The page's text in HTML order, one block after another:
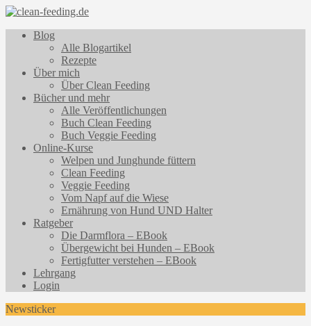
Blog
Alle Blogartikel
Rezepte
Über mich
Über Clean Feeding
Bücher und mehr
Alle Veröffentlichungen
Buch Clean Feeding
Buch Veggie Feeding
Online-Kurse
Welpen und Junghunde füttern
Clean Feeding
Veggie Feeding
Vom Napf auf die Wiese
Ernährung von Hund UND Halter
Ratgeber
Die Darmflora – EBook
Übergewicht bei Hunden – EBook
Fertigfutter verstehen – EBook
Lehrgang
Login
Newsticker